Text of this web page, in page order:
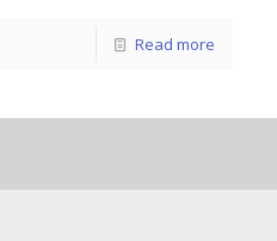
Read more